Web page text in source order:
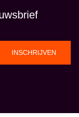
INSCHRIJVEN